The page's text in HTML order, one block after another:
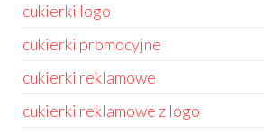
cukierki logo
cukierki promocyjne
cukierki reklamowe
cukierki reklamowe z logo